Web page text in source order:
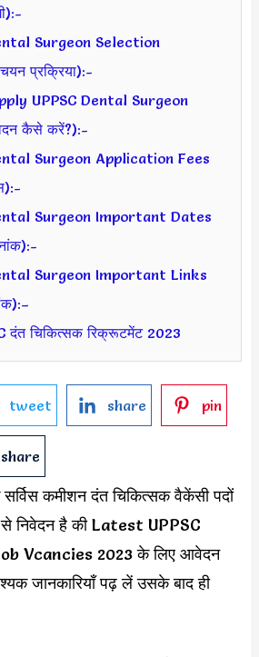
Surgeon Selection
प्रक्रिया):-
UPPSC Dental Surgeon
कैसे करें?):-
Surgeon Application Fees
Surgeon Important Dates
Surgeon Important Links
दंत चिकित्सक रिक्रूटमेंट 2023
tweet share pin
share
कमीशन दंत चिकित्सक वैकेंसी पदों
से निवेदन है की Latest UPPSC
Vcancies 2023 के लिए आवेदन
जानकारियाँ पढ़ लें उसके बाद ही